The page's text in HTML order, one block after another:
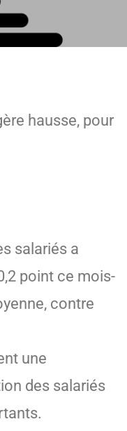
salariés a
point ce mois-
contre
une
des salariés